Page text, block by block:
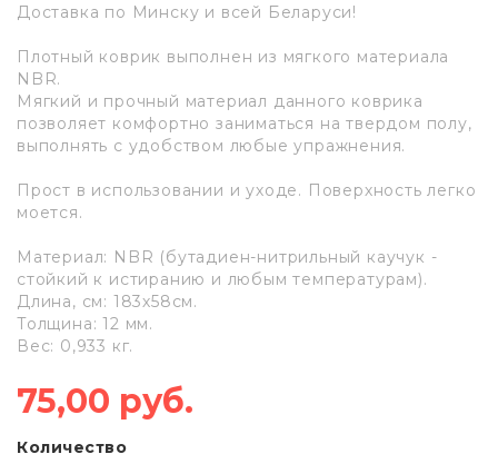
Доставка по Минску и всей Беларуси!
Плотный коврик выполнен из мягкого материала
NBR.
Мягкий и прочный материал данного коврика
позволяет комфортно заниматься на твердом полу,
выполнять с удобством любые упражнения.
Прост в использовании и уходе. Поверхность легко
моется.
Материал: NBR (бутадиен-нитрильный каучук -
стойкий к истиранию и любым температурам).
Длина, см: 183х58см.
Толщина: 12 мм.
Вес: 0,933 кг.
75,00 руб.
Количество